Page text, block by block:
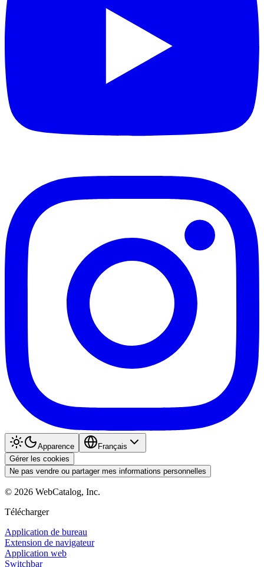
Apparence
Français
Gérer les cookies
Ne pas vendre ou partager mes informations personnelles
© 2026 WebCatalog, Inc.
Télécharger
Application de bureau
Extension de navigateur
Application web
Switchbar